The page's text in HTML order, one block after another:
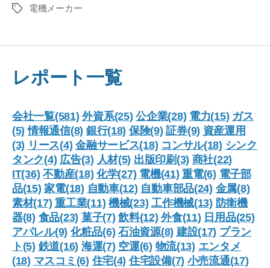
タ
電機メーカー
レポート一覧
会社一覧(581) 外資系(25) 公企業(28) 電力(15) ガス
(5) 情報通信(8) 銀行(18) 保険(9) 証券(9) 資産運用
(3) リース(4) 金融サービス(18) コンサル(18) シンク
タンク(4) 広告(3) 人材(5) 出版印刷(3) 商社(22)
IT(36) 不動産(18) 化学(27) 電機(41) 重電(6) 電子部
品(15) 家電(18) 自動車(12) 自動車部品(24) 金属(8)
素材(17) 重工業(11) 機械(23) 工作機械(13) 防衛機
器(8) 食品(23) 菓子(7) 飲料(12) 外食(11) 日用品(25)
アパレル(9) 化粧品(6) 石油資源(8) 建設(17) プラン
ト(5) 鉄道(16) 海運(7) 空運(6) 物流(13) エンタメ
(18) マスコミ(6) 住宅(4) 住宅設備(7) 小売流通(17)